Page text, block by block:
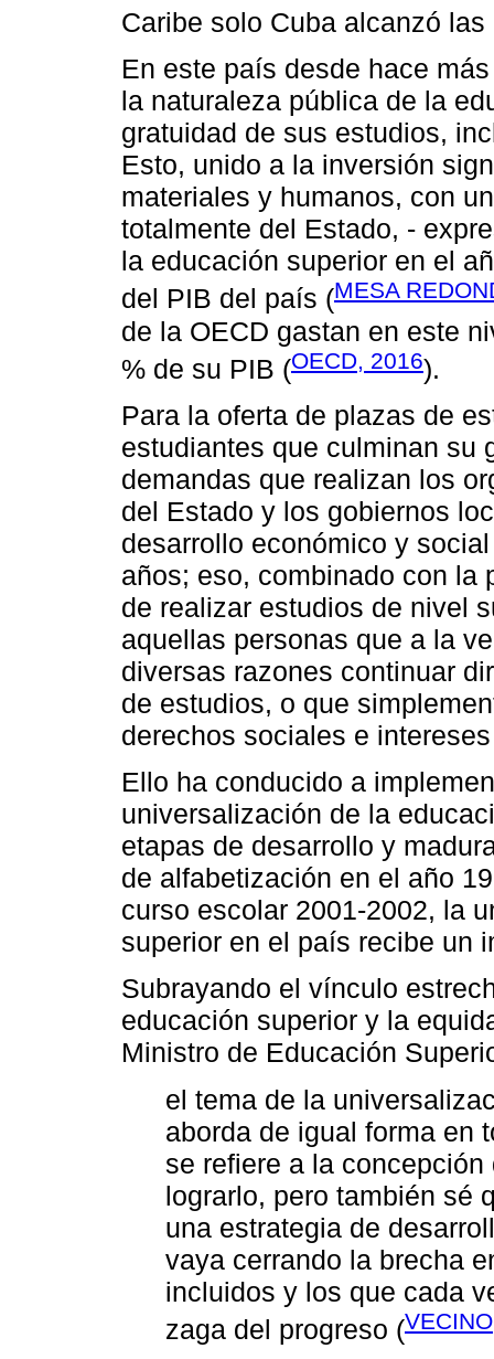
Caribe solo Cuba alcanzó las
En este país desde hace
la naturaleza pública de la
gratuidad de sus estudios,
Esto, unido a la inversión
materiales y humanos, con
totalmente del Estado, -
la educación superior en el
del PIB del país (MESA
de la OECD gastan en este
% de su PIB (OECD, 2016).
Para la oferta de plazas de
estudiantes que culminan su
demandas que realizan los
del Estado y los gobiernos
desarrollo económico y
años; eso, combinado con la
de realizar estudios de nivel
aquellas personas que a la
diversas razones continuar
de estudios, o que
derechos sociales e
Ello ha conducido a
universalización de la
etapas de desarrollo y
de alfabetización en el año
curso escolar 2001-2002, la
superior en el país recibe un
Subrayando el vínculo
educación superior y la
Ministro de Educación
el tema de la
aborda de igual forma en
se refiere a la
lograrlo, pero también sé
una estrategia de
vaya cerrando la brecha
incluidos y los que cada
zaga del progreso (